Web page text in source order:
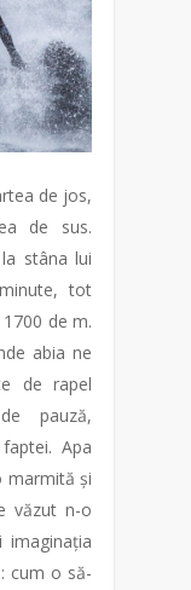
de jos,
de sus.
stâna lui
tot
de m.
abia ne
de rapel
pauză,
Apa
marmită și
văzut n-o
cum o să-